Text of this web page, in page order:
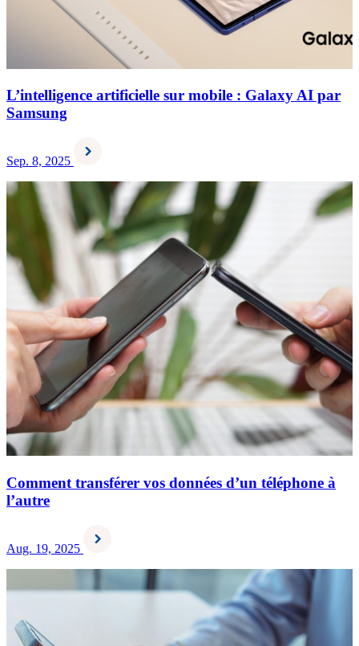
L’intelligence artificielle sur mobile : Galaxy AI par
Samsung
Sep. 8, 2025
Comment transférer vos données d’un téléphone à
l’autre
Aug. 19, 2025